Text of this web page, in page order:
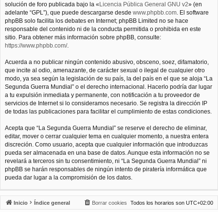
solución de foro publicada bajo la «Licencia Pública General GNU v2» (en
adelante “GPL”), que puede descargarse desde www.phpbb.com. El software
phpBB solo facilita los debates en Internet; phpBB Limited no se hace
responsable del contenido ni de la conducta permitida o prohibida en este
sitio. Para obtener más información sobre phpBB, consulte:
https://www.phpbb.com/.
Acuerda a no publicar ningún contenido abusivo, obsceno, soez, difamatorio,
que incite al odio, amenazante, de carácter sexual o ilegal de cualquier otro
modo, ya sea según la legislación de su país, la del país en el que se aloja “La
Segunda Guerra Mundial” o el derecho internacional. Hacerlo podría dar lugar
a tu expulsión inmediata y permanente, con notificación a tu proveedor de
servicios de Internet si lo consideramos necesario. Se registra la dirección IP
de todas las publicaciones para facilitar el cumplimiento de estas condiciones.
Acepta que “La Segunda Guerra Mundial” se reserve el derecho de eliminar,
editar, mover o cerrar cualquier tema en cualquier momento, a nuestra entera
discreción. Como usuario, acepta que cualquier información que introduzcas
pueda ser almacenada en una base de datos. Aunque esta información no se
revelará a terceros sin tu consentimiento, ni “La Segunda Guerra Mundial” ni
phpBB se harán responsables de ningún intento de piratería informática que
pueda dar lugar a la compromisión de los datos.
Inicio Índice general Todos los horarios son UTC+02:00
Borrar cookies